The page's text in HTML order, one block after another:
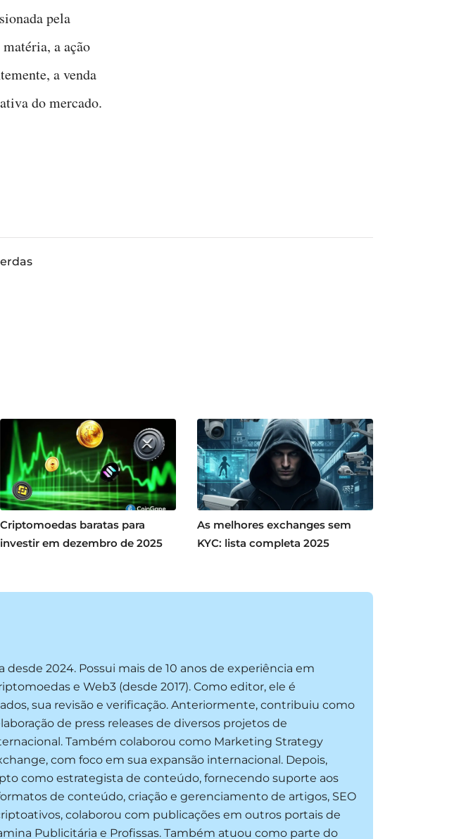
pela
a ação
a venda
do mercado.
Criptomoedas baratas para
investir em dezembro de 2025
As melhores exchanges sem
KYC: lista completa 2025
desde 2024. Possui mais de 10 anos de experiência em
e Web3 (desde 2017). Como editor, ele é
sua revisão e verificação. Anteriormente, contribuiu como
de press releases de diversos projetos de
Também colaborou como Marketing Strategy
com foco em sua expansão internacional. Depois,
como estrategista de conteúdo, fornecendo suporte aos
de conteúdo, criação e gerenciamento de artigos, SEO
colaborou com publicações em outros portais de
Publicitária e Profissas. Também atuou como parte do